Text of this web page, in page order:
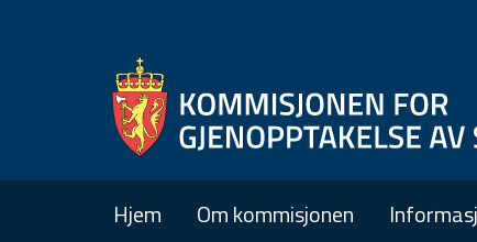
Hjem Om kommisjonen